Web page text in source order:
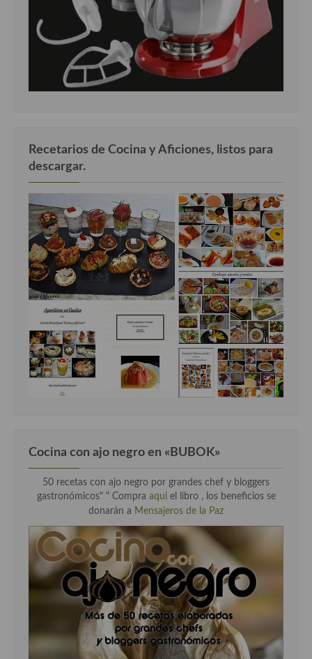
Recetarios de Cocina y Aficiones, listos para
descargar.
Cocina con ajo negro en «BUBOK»
50 recetas con ajo negro por grandes chef y bloggers
gastronómicos" " Compra aqui el libro , los beneficios se
donarán a Mensajeros de la Paz